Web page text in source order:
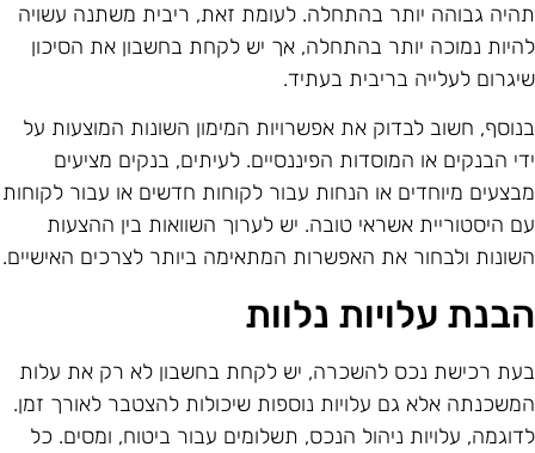
גבוהה יותר בהתחלה. לעומת זאת, ריבית משתנה עשויה
נמוכה יותר בהתחלה, אך יש לקחת בחשבון את הסיכון
לעלייה בריבית בעתיד.
חשוב לבדוק את אפשרויות המימון השונות המוצעות על
הבנקים או המוסדות הפיננסיים. לעיתים, בנקים מציעים
מיוחדים או הנחות עבור לקוחות חדשים או עבור לקוחות
היסטוריית אשראי טובה. יש לערוך השוואות בין ההצעות
ולבחור את האפשרות המתאימה ביותר לצרכים האישיים.
עלויות נלוות
רכישת נכס להשכרה, יש לקחת בחשבון לא רק את עלות
אלא גם עלויות נוספות שיכולות להצטבר לאורך זמן.
עלויות ניהול הנכס, תשלומים עבור ביטוח, ומסים. כל